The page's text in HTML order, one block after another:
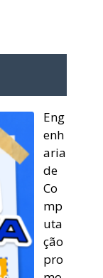
Eng
enh
aria
de
Co
mp
uta
ção
pro